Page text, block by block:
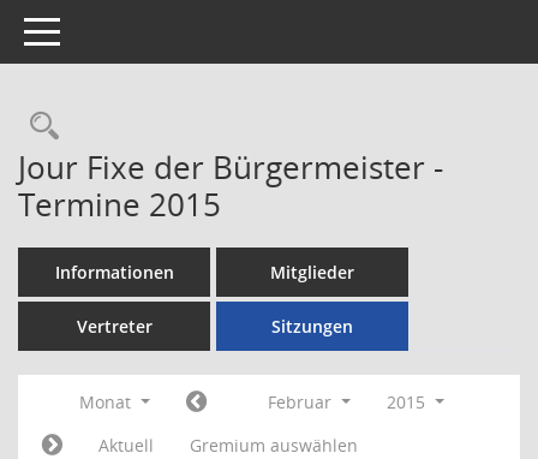
Toggle navigation
Rechercheauswahl
Jour Fixe der Bürgermeister -
Termine 2015
Informationen Mitglieder
Vertreter Sitzungen
Monat Februar
2015
Aktuell
Gremium auswählen